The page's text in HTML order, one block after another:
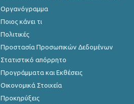
Μαΐου 2024
Μαρτίου 2024
Φεβρουαρίου 2024
Ιανουαρίου 2024
Οργανόγραμμα
Ποιος κάνει τι
Πολιτικές
Προστασία Προσωπικών Δεδομένων
Στατιστικό απόρρητο
Προγράμματα και Εκθέσεις
Οικονομικά Στοιχεία
Προκηρύξεις